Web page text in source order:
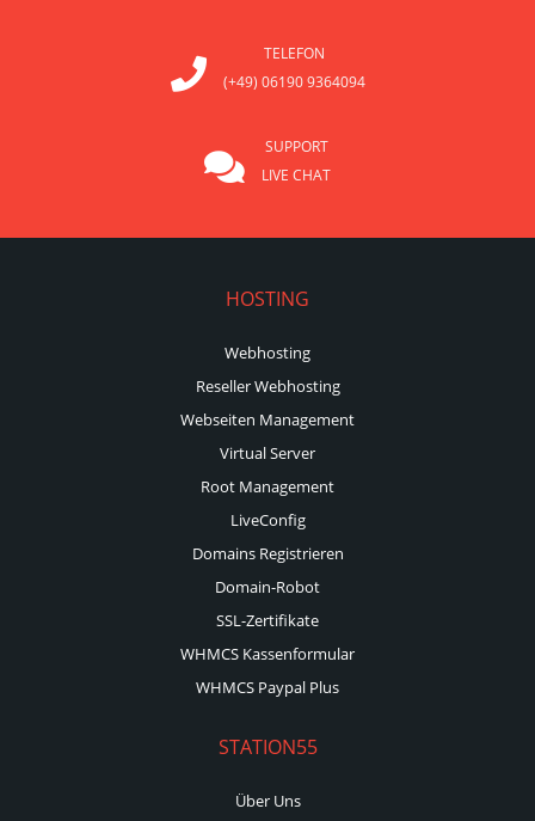
TELEFON
(+49) 06190 9364094
SUPPORT
LIVE CHAT
HOSTING
Webhosting
Reseller Webhosting
Webseiten Management
Virtual Server
Root Management
LiveConfig
Domains Registrieren
Domain-Robot
SSL-Zertifikate
WHMCS Kassenformular
WHMCS Paypal Plus
STATION55
Über Uns